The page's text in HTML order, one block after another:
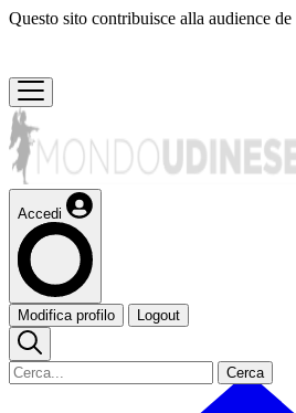
Questo sito contribuisce alla audience de
Accedi
Modifica profilo Logout
Cerca